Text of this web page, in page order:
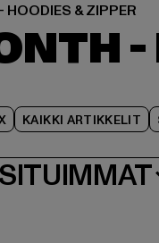
& ZIPPER
-
KAIKKI ARTIKKELIT